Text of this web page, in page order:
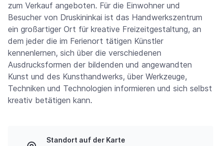
zum Verkauf angeboten. Für die Einwohner und
Besucher von Druskininkai ist das Handwerkszentrum
ein großartiger Ort für kreative Freizeitgestaltung, an
dem jeder die im Ferienort tätigen Künstler
kennenlernen, sich über die verschiedenen
Ausdrucksformen der bildenden und angewandten
Kunst und des Kunsthandwerks, über Werkzeuge,
Techniken und Technologien informieren und sich selbst
kreativ betätigen kann.
Standort auf der Karte